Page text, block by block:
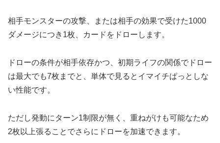
相手モンスターの攻撃、または相手の効果で受けた1000
ダメージにつき1枚、カードをドローします。
ドローの条件が相手依存かつ、初期ライフの関係でドロー
は最大でも7枚までと、単体で見るとイマイチぱっとしな
い性能です。
ただし発動にターン1制限が無く、重ねがけも可能なため
2枚以上張ることでさらにドローを加速できます。